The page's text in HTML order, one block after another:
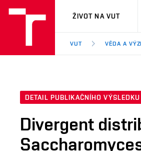
VUT
ŽIVOT NA VUT
VUT VĚDA A
DETAIL PUBLIKAČNÍHO VÝSLEDKU
Divergent